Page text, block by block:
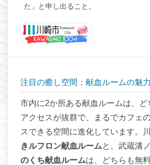
た」と申し出ること。
注目の癒し空間：献血ルームの魅力
市内に2か所ある献血ルームは、
アクセスが抜群で、まるでカフェ
スできる空間に進化しています。
きルフロン献血ルームと、武蔵溝
のくち献血ルームは、どちらも無